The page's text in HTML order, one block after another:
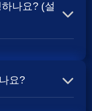
결합하여 가입
지급되는 경향
나요? (설
품 및 프로모션
요?